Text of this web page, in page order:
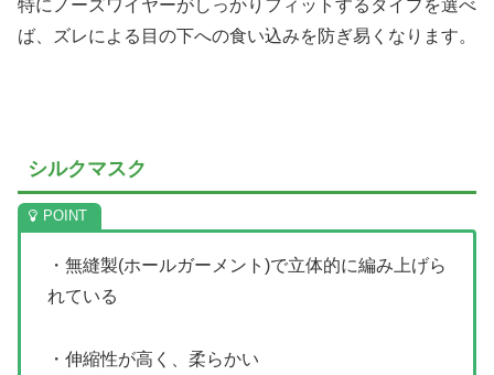
特にノーズワイヤーがしっかりフィットするタイプを選べ
ば、ズレによる目の下への食い込みを防ぎ易くなります。
シルクマスク
・無縫製(ホールガーメント)で立体的に編み上げら
れている
・伸縮性が高く、柔らかい